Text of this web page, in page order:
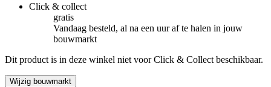
Click & collect
gratis
Vandaag besteld, al na een uur af te halen in jouw
bouwmarkt
Dit product is in deze winkel niet voor Click & Collect beschikbaar.
Wijzig bouwmarkt